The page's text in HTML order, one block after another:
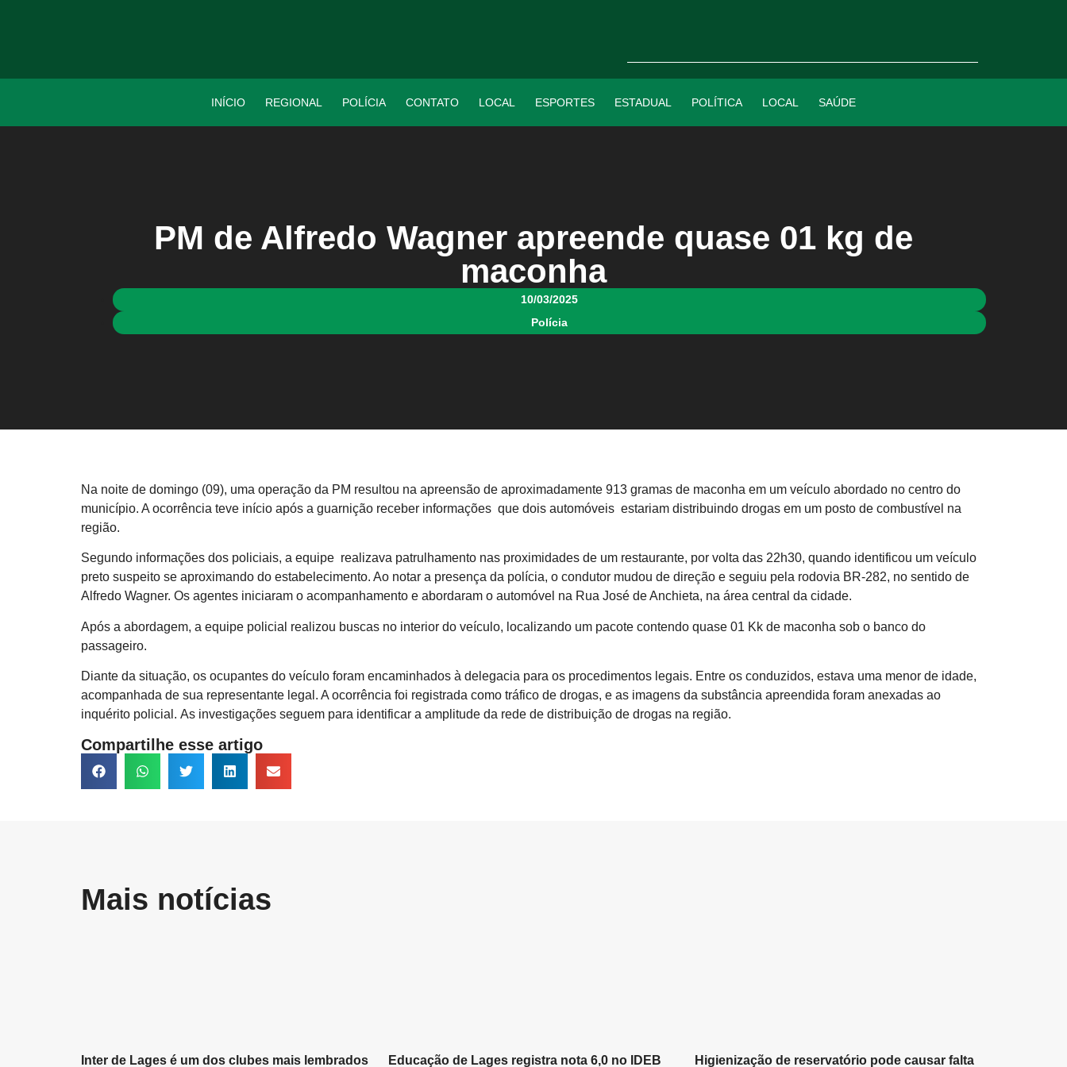
INÍCIO REGIONAL POLÍCIA CONTATO LOCAL ESPORTES ESTADUAL POLÍTICA LOCAL SAÚDE
PM de Alfredo Wagner apreende quase 01 kg de
maconha
10/03/2025
Polícia
Na noite de domingo (09), uma operação da PM resultou na apreensão de aproximadamente 913 gramas de maconha em um veículo abordado no centro do
município. A ocorrência teve início após a guarnição receber informações que dois automóveis estariam distribuindo drogas em um posto de combustível na
região.
Segundo informações dos policiais, a equipe realizava patrulhamento nas proximidades de um restaurante, por volta das 22h30, quando identificou um veículo
preto suspeito se aproximando do estabelecimento. Ao notar a presença da polícia, o condutor mudou de direção e seguiu pela rodovia BR-282, no sentido de
Alfredo Wagner. Os agentes iniciaram o acompanhamento e abordaram o automóvel na Rua José de Anchieta, na área central da cidade.
Após a abordagem, a equipe policial realizou buscas no interior do veículo, localizando um pacote contendo quase 01 Kk de maconha sob o banco do
passageiro.
Diante da situação, os ocupantes do veículo foram encaminhados à delegacia para os procedimentos legais. Entre os conduzidos, estava uma menor de idade,
acompanhada de sua representante legal. A ocorrência foi registrada como tráfico de drogas, e as imagens da substância apreendida foram anexadas ao
inquérito policial. As investigações seguem para identificar a amplitude da rede de distribuição de drogas na região.
Compartilhe esse artigo
Mais notícias
Inter de Lages é um dos clubes mais lembrados Educação de Lages registra nota 6,0 no IDEB Higienização de reservatório pode causar falta